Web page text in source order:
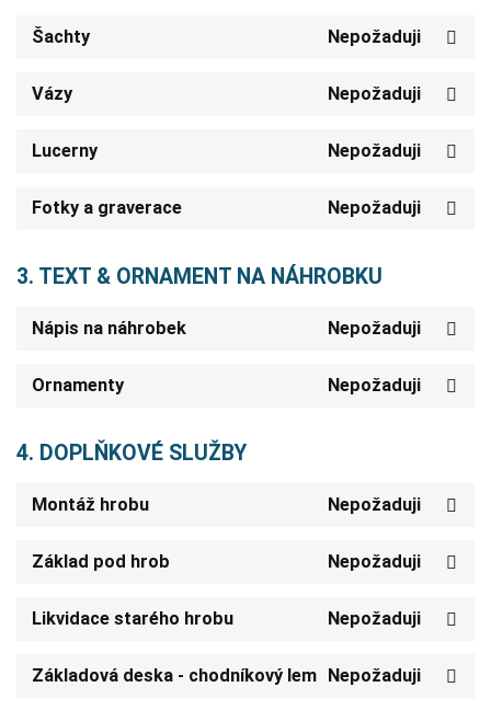
Šachty Nepožaduji
Vázy Nepožaduji
Lucerny Nepožaduji
Fotky a graverace Nepožaduji
3. TEXT & ORNAMENT NA NÁHROBKU
Nápis na náhrobek Nepožaduji
Ornamenty Nepožaduji
4. DOPLŇKOVÉ SLUŽBY
Montáž hrobu Nepožaduji
Základ pod hrob Nepožaduji
Likvidace starého hrobu Nepožaduji
Základová deska - chodníkový lem Nepožaduji